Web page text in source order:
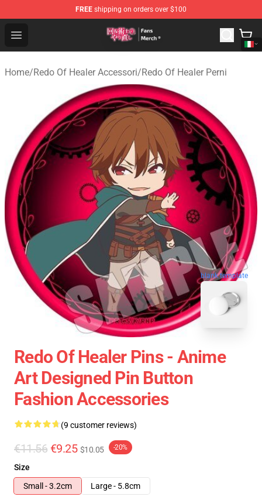
FREE shipping on orders over $100
Open menu
Redo Of Healer Store - Official Redo Of Healer
Home/Redo Of Healer Accessori/Redo Of Healer Perni
blank template
Redo Of Healer Pins - Anime
Art Designed Pin Button
Fashion Accessories
(9 customer reviews)
€11.56 €9.25 $10.05 -20%
Size
Small - 3.2cm
Large - 5.8cm